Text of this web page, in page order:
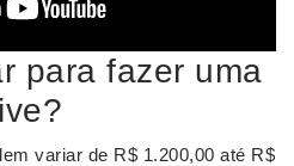
para fazer uma
variar de R$ 1.200,00 até R$